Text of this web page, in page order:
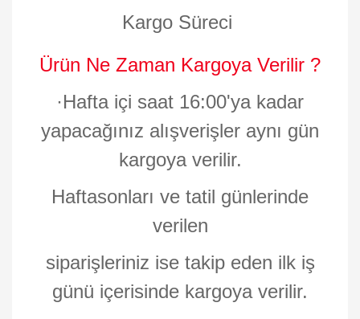
Kargo Süreci
Ürün Ne Zaman Kargoya Verilir ?
·Hafta içi saat 16:00'ya kadar
yapacağınız alışverişler aynı gün
kargoya verilir.
Haftasonları ve tatil günlerinde
verilen
siparişleriniz ise takip eden ilk iş
günü içerisinde kargoya verilir.